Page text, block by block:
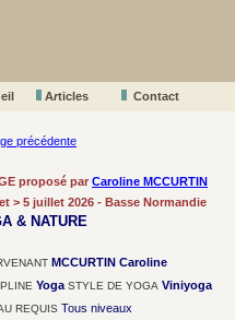
Articles Contact
précédente
proposé par Caroline MCCURTIN
5 juillet 2026 - Basse Normandie
& NATURE
MCCURTIN Caroline
Yoga STYLE DE YOGA Viniyoga
REQUIS Tous niveaux